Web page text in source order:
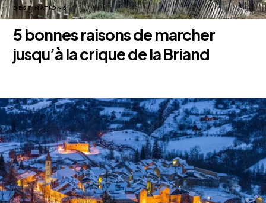
DESTINATIONS
5 bonnes raisons de marcher
jusqu’à la crique de la Briand